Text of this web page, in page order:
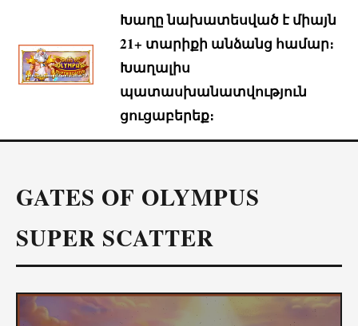
Խաղը նախատեսված է միայն
21+ տարիքի անձանց համար։
Խաղալիս
պատասխանատվություն
ցուցաբերեք։
GATES OF OLYMPUS
SUPER SCATTER